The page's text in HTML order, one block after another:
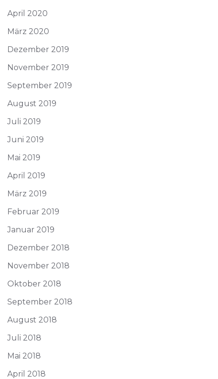
April 2020
März 2020
Dezember 2019
November 2019
September 2019
August 2019
Juli 2019
Juni 2019
Mai 2019
April 2019
März 2019
Februar 2019
Januar 2019
Dezember 2018
November 2018
Oktober 2018
September 2018
August 2018
Juli 2018
Mai 2018
April 2018